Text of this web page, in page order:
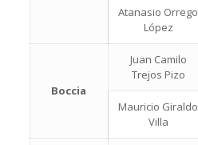
Atanasio Orrego
López
Boccia
Juan Camilo
Trejos Pizo
Mauricio Giraldo
Villa